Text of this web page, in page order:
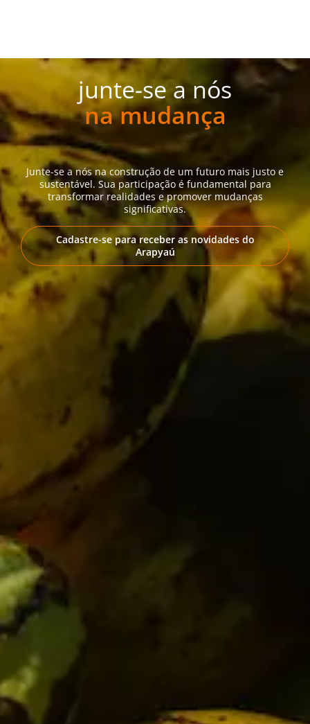
junte-se a nós
na mudança
Junte-se a nós na construção de um futuro mais justo e
sustentável. Sua participação é fundamental para
transformar realidades e promover mudanças
significativas.
Cadastre-se para receber as novidades do
Arapyaú